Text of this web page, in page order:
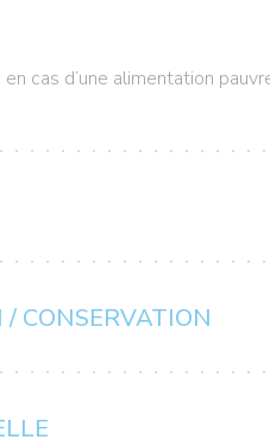
cas d’une alimentation
CONSERVATION